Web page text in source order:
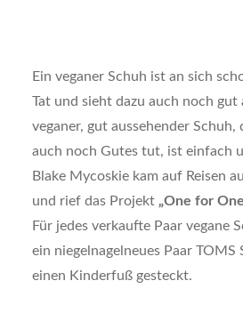
Ein veganer Schuh ist an sich
Tat und sieht dazu auch noch gut
veganer, gut aussehender Schuh,
auch noch Gutes tut, ist einfach
Blake Mycoskie kam auf Reisen
und rief das Projekt „One for
Für jedes verkaufte Paar vegane
ein niegelnagelneues Paar TOMS
einen Kinderfuß gesteckt.